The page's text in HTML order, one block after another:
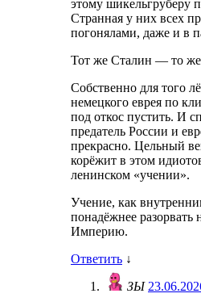
этому шикельгруберу
Странная у них всех
погонялами, даже и в
Тот же Сталин — то же
Собственно для того
немецкого еврея по
под откос пустить. И
предатель России и
прекрасно. Цельный
корёжит в этом
ленинском «учении».
Учение, как
понадёжнее разорвать
Империю.
Ответить ↓
ЗЫ